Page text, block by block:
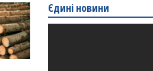
Єдині новини